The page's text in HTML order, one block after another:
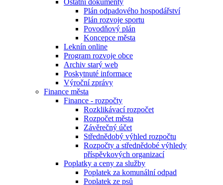
Ostatní dokumenty
Plán odpadového hospodářství
Plán rozvoje sportu
Povodňový plán
Koncepce města
Leknín online
Program rozvoje obce
Archiv starý web
Poskytnuté informace
Výroční zprávy
Finance města
Finance - rozpočty
Rozklikávací rozpočet
Rozpočet města
Závěrečný účet
Střednědobý výhled rozpočtu
Rozpočty a střednědobé výhledy
příspěvkových organizací
Poplatky a ceny za služby
Poplatek za komunální odpad
Poplatek ze psů